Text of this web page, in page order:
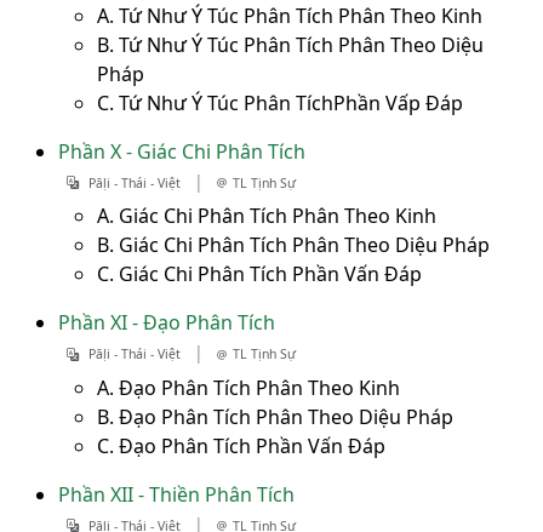
A. Tứ Như Ý Túc Phân Tích Phân Theo Kinh
B. Tứ Như Ý Túc Phân Tích Phân Theo Diệu
Pháp
C. Tứ Như Ý Túc Phân TíchPhần Vấp Đáp
Phần X - Giác Chi Phân Tích
Pāḷi - Thái - Việt | TL Tịnh Sự
A. Giác Chi Phân Tích Phân Theo Kinh
B. Giác Chi Phân Tích Phân Theo Diệu Pháp
C. Giác Chi Phân Tích Phần Vấn Đáp
Phần XI - Đạo Phân Tích
Pāḷi - Thái - Việt | TL Tịnh Sự
A. Đạo Phân Tích Phân Theo Kinh
B. Đạo Phân Tích Phân Theo Diệu Pháp
C. Đạo Phân Tích Phần Vấn Đáp
Phần XII - Thiền Phân Tích
Pāḷi - Thái - Việt | TL Tịnh Sự